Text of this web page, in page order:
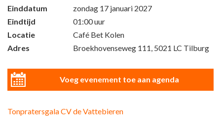
Einddatum
zondag 17 januari 2027
Eindtijd
01:00 uur
Locatie
Café Bet Kolen
Adres
Broekhovenseweg 111, 5021 LC Tilburg
Voeg evenement toe aan agenda
Tonpratersgala CV de Vattebieren